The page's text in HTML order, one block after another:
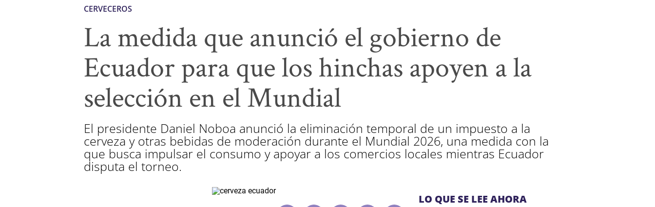
CERVECEROS
La medida que anunció el gobierno de
Ecuador para que los hinchas apoyen a la
selección en el Mundial
El presidente Daniel Noboa anunció la eliminación temporal de un impuesto a la
cerveza y otras bebidas de moderación durante el Mundial 2026, una medida con la
que busca impulsar el consumo y apoyar a los comercios locales mientras Ecuador
disputa el torneo.
LO QUE SE LEE AHORA